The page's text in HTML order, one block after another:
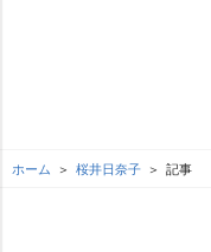
ホーム 桜井日奈子 記事